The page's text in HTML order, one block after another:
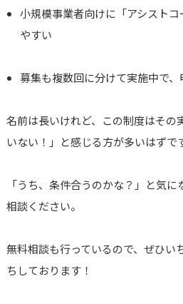
小規模事業者向けに「アシスト
やすい
募集も複数回に分けて実施中で
名前は長いけれど、この制度はその
いない！」と感じる方が多いはずで
「うち、条件合うのかな？」と気
相談ください。
無料相談も行っているので、ぜひい
ちしております！